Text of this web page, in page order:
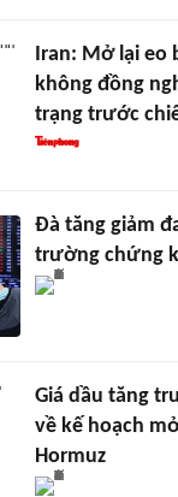
Iran: Mở lại eo
không đồng
trạng trước
Đà tăng giảm
trường chứng
Giá dầu tăng
về kế hoạch
Hormuz